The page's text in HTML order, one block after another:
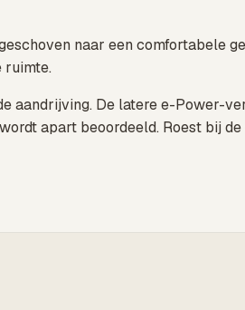
naar een comfortabele
ruimte.
aandrijving. De latere e-Power-
apart beoordeeld. Roest bij de